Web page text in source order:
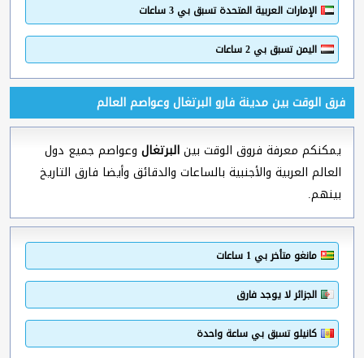
الإمارات العربية المتحدة تسبق بي 3 ساعات
اليمن تسبق بي 2 ساعات
فرق الوقت بين مدينة فارو البرتغال وعواصم العالم
يمكنكم معرفة فروق الوقت بينالبرتغال وعواصم جميع دول
العالم العربية والأجنبية بالساعات والدقائق وأيضا فارق التاريخ
بينهم.
مانغو متأخر بي 1 ساعات
الجزائر لا يوجد فارق
كانيلو تسبق بي ساعة واحدة